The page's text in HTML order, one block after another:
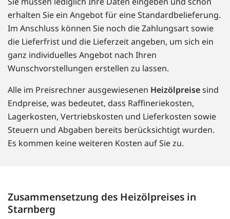
erhalten Sie ein Angebot für eine Standardbelieferung.
Im Anschluss können Sie noch die Zahlungsart sowie
die Lieferfrist und die Lieferzeit angeben, um sich ein
ganz individuelles Angebot nach Ihren
Wunschvorstellungen erstellen zu lassen.
Alle im Preisrechner ausgewiesenen Heizölpreisesind
Endpreise, was bedeutet, dass Raffineriekosten,
Lagerkosten, Vertriebskosten und Lieferkosten sowie
Steuern und Abgaben bereits berücksichtigt wurden.
Es kommen keine weiteren Kosten auf Sie zu.
Zusammensetzung des Heizölpreises in
Starnberg